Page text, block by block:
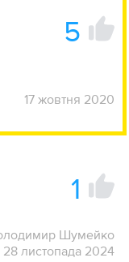
5
17 жовтня 2020
1
Шумейко
28 листопада 2024